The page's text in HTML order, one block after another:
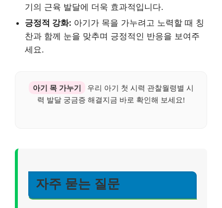
기의 근육 발달에 더욱 효과적입니다.
긍정적 강화: 아기가 목을 가누려고 노력할 때 칭
찬과 함께 눈을 맞추며 긍정적인 반응을 보여주
세요.
아기 목 가누기
우리 아기 첫 시력 관찰월령별 시
력 발달 궁금증 해결지금 바로 확인해 보세요!
자주 묻는 질문